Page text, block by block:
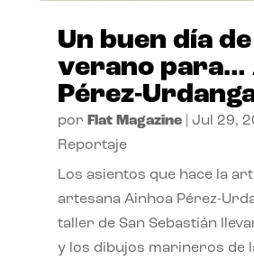
Un buen día de
verano para…
Pérez-
por Flat Magazine| Jul 29,
Reportaje
Los asientos que hace la
artesana Ainhoa Pérez-
taller de San Sebastián
y los dibujos marineros de